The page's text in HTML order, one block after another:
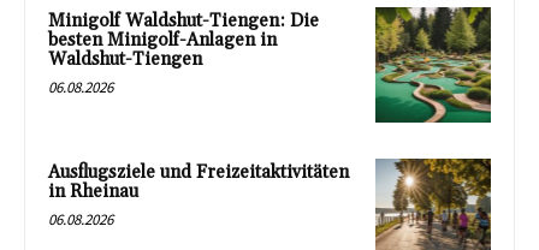
Minigolf Waldshut-Tiengen: Die
besten Minigolf-Anlagen in
Waldshut-Tiengen
06.08.2026
Ausflugsziele und Freizeitaktivitäten
in Rheinau
06.08.2026